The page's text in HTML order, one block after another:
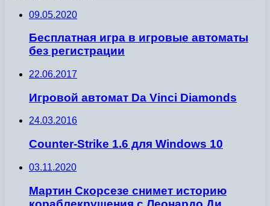
09.05.2020
Бесплатная игра в игровые автоматы
без регистрации
22.06.2017
Игровой автомат Da Vinci Diamonds
24.03.2016
Counter-Strike 1.6 для Windows 10
03.11.2020
Мартин Скорсезе снимет историю